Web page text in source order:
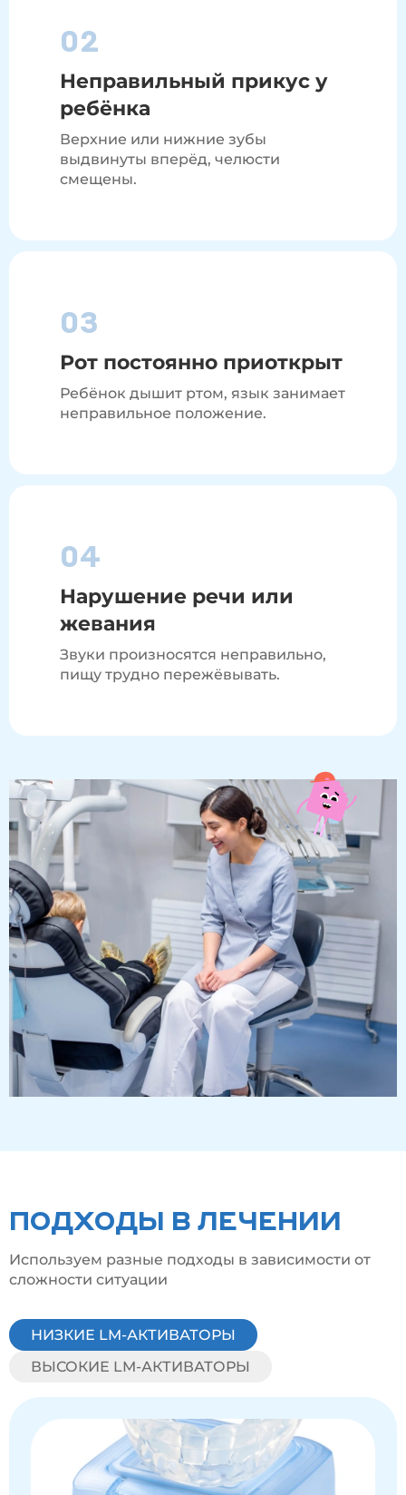
02
Неправильный прикус у
ребёнка
Верхние или нижние зубы
выдвинуты вперёд, челюсти
смещены.
03
Рот постоянно приоткрыт
Ребёнок дышит ртом, язык занимает
неправильное положение.
04
Нарушение речи или
жевания
Звуки произносятся неправильно,
пищу трудно пережёвывать.
ПОДХОДЫ В ЛЕЧЕНИИ
Используем разные подходы в зависимости от
сложности ситуации
НИЗКИЕ LM-АКТИВАТОРЫ
ВЫСОКИЕ LM-АКТИВАТОРЫ